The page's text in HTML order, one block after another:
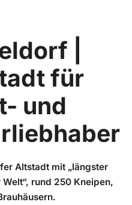
|
für
und
Altstadt mit „längster
rund 250 Kneipen,